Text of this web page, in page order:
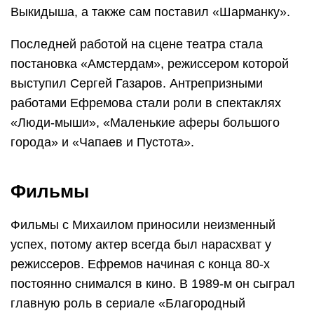
Выкидыша, а также сам поставил «Шарманку».
Последней работой на сцене театра стала
постановка «Амстердам», режиссером которой
выступил Сергей Газаров. Антрепризными
работами Ефремова стали роли в спектаклях
«Люди-мыши», «Маленькие аферы большого
города» и «Чапаев и Пустота».
Фильмы
Фильмы с Михаилом приносили неизменный
успех, потому актер всегда был нарасхват у
режиссеров. Ефремов начиная с конца 80-х
постоянно снимался в кино. В 1989-м он сыграл
главную роль в сериале «Благородный